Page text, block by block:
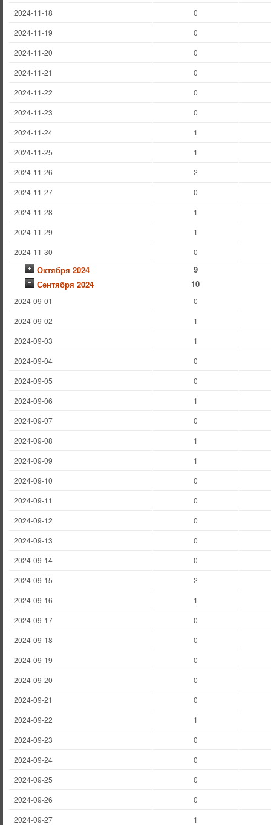
2024-11-18
0
2024-11-19
0
2024-11-20
0
2024-11-21
0
2024-11-22
0
2024-11-23
0
2024-11-24
1
2024-11-25
1
2024-11-26
2
2024-11-27
0
2024-11-28
1
2024-11-29
1
2024-11-30
0
Октября 2024
9
Сентября 2024
10
2024-09-01
0
2024-09-02
1
2024-09-03
1
2024-09-04
0
2024-09-05
0
2024-09-06
1
2024-09-07
0
2024-09-08
1
2024-09-09
1
2024-09-10
0
2024-09-11
0
2024-09-12
0
2024-09-13
0
2024-09-14
0
2024-09-15
2
2024-09-16
1
2024-09-17
0
2024-09-18
0
2024-09-19
0
2024-09-20
0
2024-09-21
0
2024-09-22
1
2024-09-23
0
2024-09-24
0
2024-09-25
0
2024-09-26
0
2024-09-27
1